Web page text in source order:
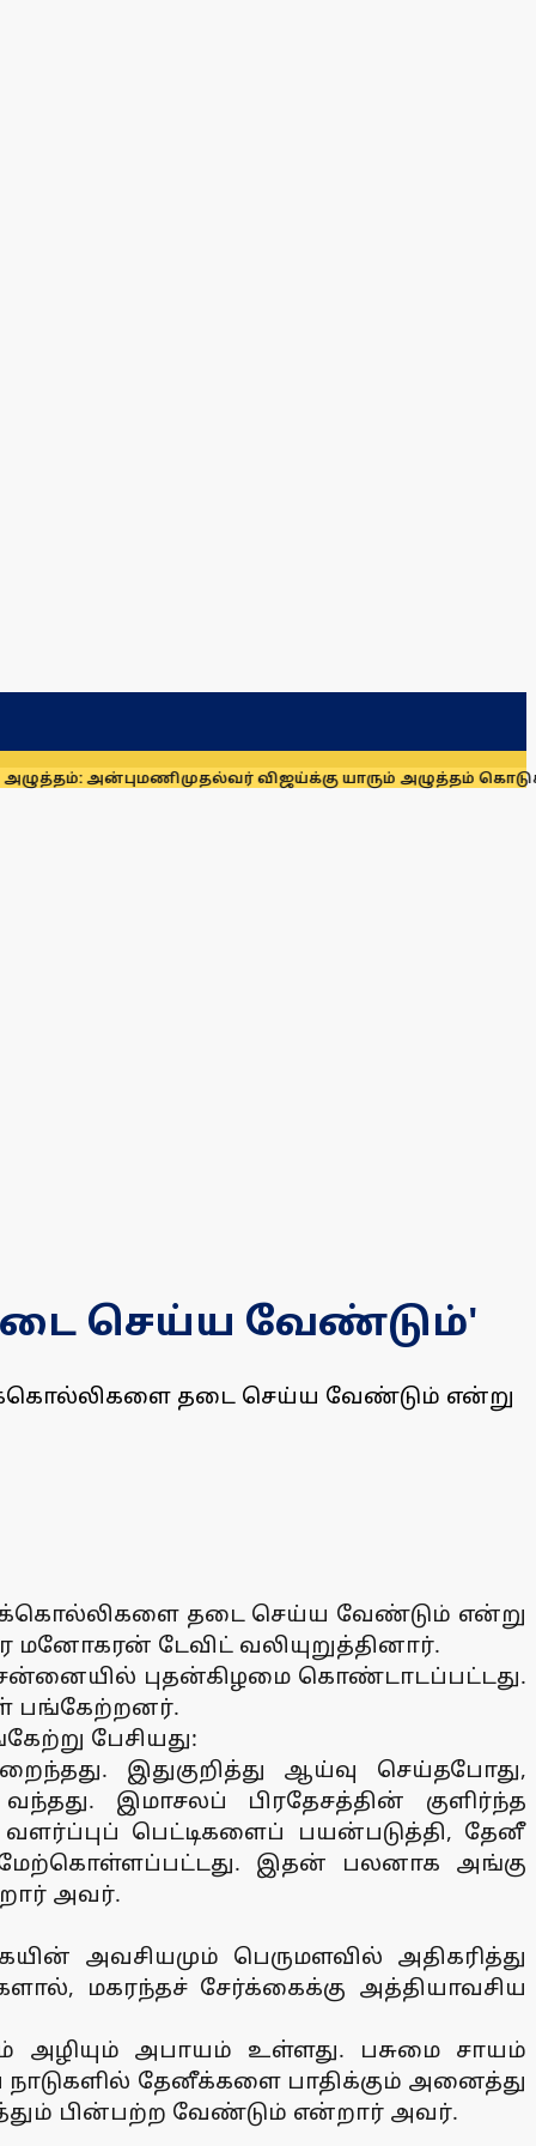
முதல்வர் விஜய்க்கு யாரும் அழுத்தம் கொடுக்க
செய்ய வேண்டும்'
தடை செய்ய வேண்டும் என்று
தடை செய்ய வேண்டும் என்று
மனோகரன் டேவிட் வலியுறுத்தினார்.
புதன்கிழமை கொண்டாடப்பட்டது.
பங்கேற்றனர்.
பேசியது:
இதுகுறித்து ஆய்வு செய்தபோது,
இமாசலப் பிரதேசத்தின் குளிர்ந்த
பெட்டிகளைப் பயன்படுத்தி, தேனீ
மேற்கொள்ளப்பட்டது. இதன் பலனாக அங்கு
அவர்.
அவசியமும் பெருமளவில் அதிகரித்து
மகரந்தச் சேர்க்கைக்கு அத்தியாவசிய
அழியும் அபாயம் உள்ளது. பசுமை சாயம்
நாடுகளில் தேனீக்களை பாதிக்கும் அனைத்து
பின்பற்ற வேண்டும் என்றார் அவர்.